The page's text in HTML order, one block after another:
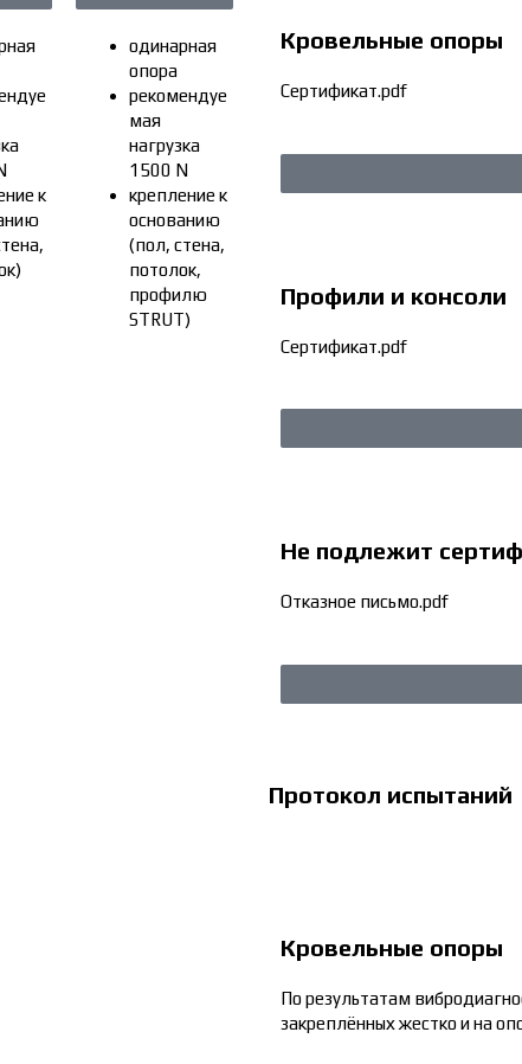
к
одинарная
опора
рекомендуе
мая
нагрузка
1500 N
крепление к
основанию
(пол, стена,
потолок,
профилю
STRUT)
Кровельные опоры
Сертификат.pdf
Профили и консоли
Сертификат.pdf
Не подлежит
Отказное письмо.pdf
Протокол испытаний
Кровельные опоры
По результатам
закреплённых жестко и на